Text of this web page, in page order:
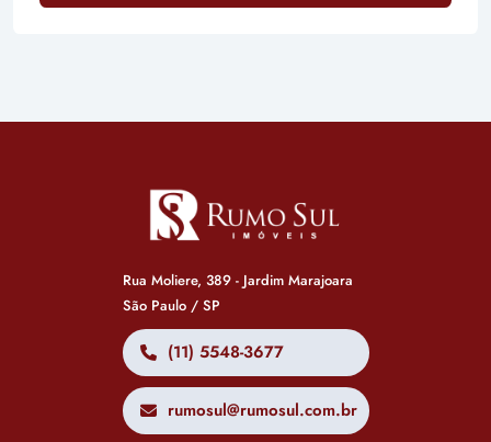
Rua Moliere, 389 - Jardim Marajoara
São Paulo / SP
(11) 5548-3677
rumosul@rumosul.com.br